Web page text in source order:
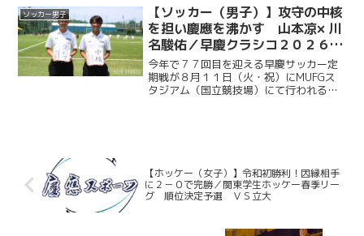
ッチに立つ。今回ケイスポでは選手だけ
ではなく、グラウンドマ...
ソッカー男子
【ソッカー（男子）】攻守の中核
を担い慶應を沸かす 山本凉× 川
名駿佑／早慶クラシコ２０２６直
前企画第２弾
今年で７７回目を迎える早慶サッカー定
期戦が８月１１日（火・祝）にMUFGス
タジアム（国立競技場）にて行われる。
【ホッケー（女子）】令和初勝利！因縁相手
に２－０で完勝／関東学生ホッケー春季リー
グ 順位決定予選 ＶＳ立大